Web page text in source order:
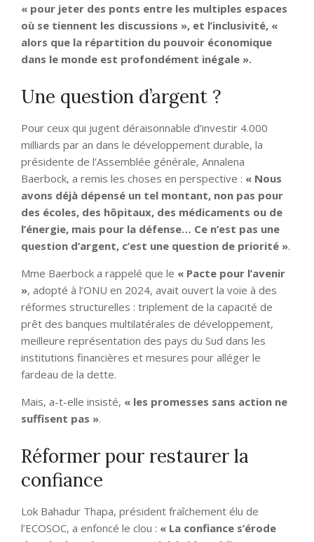
« pour jeter des ponts entre les multiples espaces
où se tiennent les discussions », et l’inclusivité, «
alors que la répartition du pouvoir économique
dans le monde est profondément inégale ».
Une question d’argent ?
Pour ceux qui jugent déraisonnable d’investir 4.000
milliards par an dans le développement durable, la
présidente de l’Assemblée générale, Annalena
Baerbock, a remis les choses en perspective : « Nous
avons déjà dépensé un tel montant, non pas pour
des écoles, des hôpitaux, des médicaments ou de
l’énergie, mais pour la défense… Ce n’est pas une
question d’argent, c’est une question de priorité ».
Mme Baerbock a rappelé que le « Pacte pour l’avenir
», adopté à l’ONU en 2024, avait ouvert la voie à des
réformes structurelles : triplement de la capacité de
prêt des banques multilatérales de développement,
meilleure représentation des pays du Sud dans les
institutions financières et mesures pour alléger le
fardeau de la dette.
Mais, a-t-elle insisté, « les promesses sans action ne
suffisent pas ».
Réformer pour restaurer la
confiance
Lok Bahadur Thapa, président fraîchement élu de
l’ECOSOC, a enfoncé le clou : « La confiance s’érode